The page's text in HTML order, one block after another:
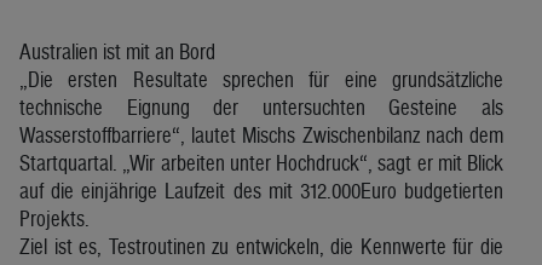
Australien ist mit an Bord
„Die ersten Resultate sprechen für eine grundsätzliche
technische Eignung der untersuchten Gesteine als
Wasserstoffbarriere“, lautet Mischs Zwischenbilanz nach dem
Startquartal. „Wir arbeiten unter Hochdruck“, sagt er mit Blick
auf die einjährige Laufzeit des mit 312.000Euro budgetierten
Projekts.
Ziel ist es, Testroutinen zu entwickeln, die Kennwerte für die